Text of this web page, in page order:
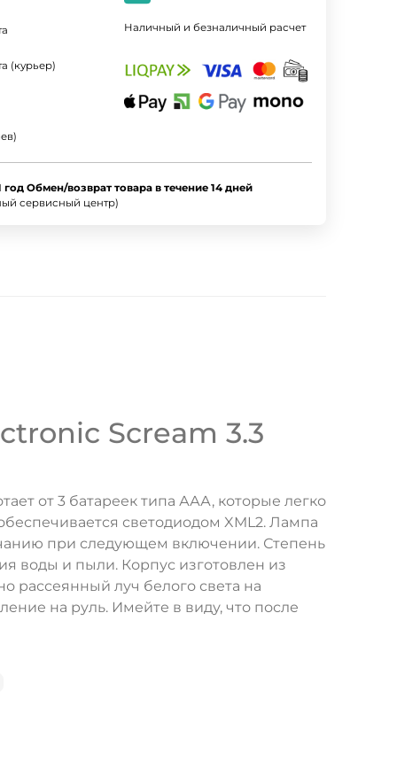
(курьер)
Наличный и безналичный расчет
год Обмен/возврат товара в течение 14 дней
сервисный центр)
Scream 3.3
от 3 батареек типа ААА, которые легко
светодиодом XML2. Лампа
при следующем включении. Степень
воды и пыли. Корпус изготовлен из
рассеянный луч белого света на
на руль. Имейте в виду, что после